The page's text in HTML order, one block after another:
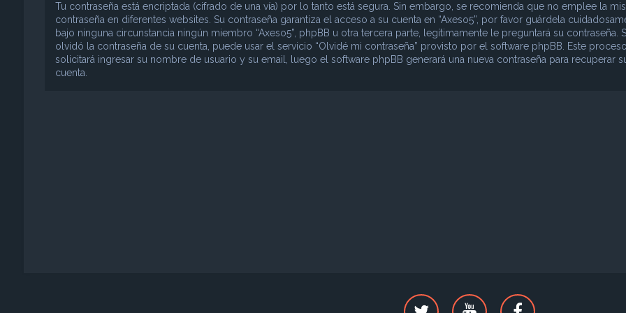
Tu contraseña está encriptada (cifrado de una vía) por lo tanto está segura. Sin embargo, se recomienda que no emplee la
contraseña en diferentes websites. Su contraseña garantiza el acceso a su cuenta en “Axeso5”, por favor guárdela
bajo ninguna circunstancia ningún miembro “Axeso5”, phpBB u otra tercera parte, legítimamente le preguntará su contraseña.
olvidó la contraseña de su cuenta, puede usar el servicio “Olvidé mi contraseña” provisto por el software phpBB. Este
solicitará ingresar su nombre de usuario y su email, luego el software phpBB generará una nueva contraseña para recuperar
cuenta.